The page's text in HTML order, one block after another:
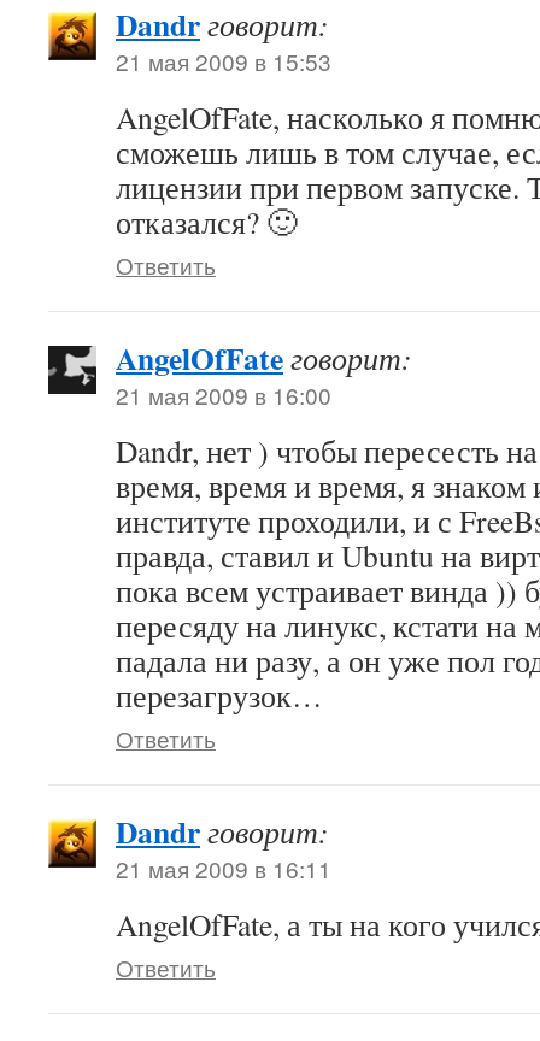
Dandrговорит:
21 мая 2009 в 15:53
AngelOfFate, насколько я
сможешь лишь в том случае,
лицензии при первом запуске.
отказался? 🙂
Ответить
AngelOfFateговорит:
21 мая 2009 в 16:00
Dandr, нет ) чтобы пересесть
время, время и время, я знаком
институте проходили, и с
правда, ставил и Ubuntu на
пока всем устраивает винда ))
пересяду на линукс, кстати на
падала ни разу, а он уже пол
перезагрузок…
Ответить
Dandrговорит:
21 мая 2009 в 16:11
AngelOfFate, а ты на кого
Ответить